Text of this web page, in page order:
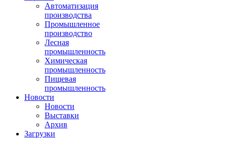
Автоматизация
производства
Промышленное
производство
Лесная
промышленность
Химическая
промышленность
Пищевая
промышленность
Новости
Новости
Выставки
Архив
Загрузки